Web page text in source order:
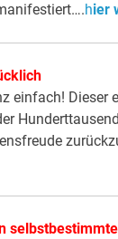
hier
einfach! Dieser